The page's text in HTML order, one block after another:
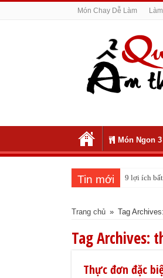
Món Chay Dễ Làm
Món Ngon
Tin mới 9 lợi ích
Trang chủ » Tag
Tag Archives:
Thực đơn đặc